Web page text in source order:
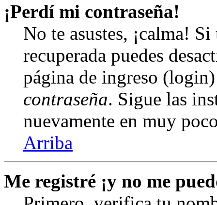
¡Perdí mi contraseña!
No te asustes, ¡calma!
recuperada puedes
página de ingreso
contraseña. Sigue las
nuevamente en muy
Arriba
Me registré ¡y no me